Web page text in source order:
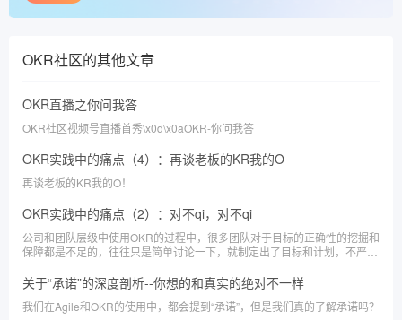
OKR社区的其他文章
OKR直播之你问我答
OKR社区视频号直播首秀\x0d\x0aOKR-你问我答
OKR实践中的痛点（4）：再谈老板的KR我的O
再谈老板的KR我的O！
OKR实践中的痛点（2）：对不qi，对不qi
公司和团队层级中使用OKR的过程中，很多团队对于目标的正确性的挖掘和
保障都是不足的，往往只是简单讨论一下，就制定出了目标和计划，不严谨
关于“承诺”的深度剖析--你想的和真实的绝对不一样
我们在Agile和OKR的使用中，都会提到“承诺”，但是我们真的了解承诺吗？